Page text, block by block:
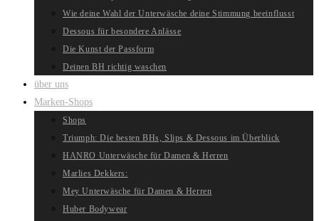
Wie deine Wahl der Unterwäsche deine Stimmung beeinflusst
Dessous für besondere Anlässe
Die Kunst der Passform
Deinen BH richtig waschen
über uns
Marken-Shops
Shops
Triumph: Die besten BHs, Slips & Dessous im Überblick
HANRO Unterwäsche für Damen & Herren
Marlies Dekkers:
Mey Unterwäsche für Damen & Herren
Huber Bodywear